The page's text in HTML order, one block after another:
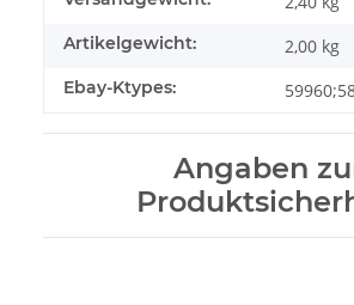
Artikelgewicht: 2,00 kg
Ebay-Ktypes:
Angaben